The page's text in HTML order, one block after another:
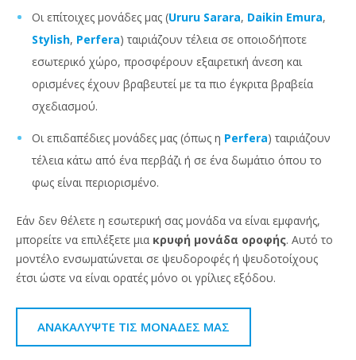
Οι επίτοιχες μονάδες μας (Ururu Sarara, Daikin Emura,
Stylish, Perfera) ταιριάζουν τέλεια σε οποιοδήποτε
εσωτερικό χώρο, προσφέρουν εξαιρετική άνεση και
ορισμένες έχουν βραβευτεί με τα πιο έγκριτα βραβεία
σχεδιασμού.
Οι επιδαπέδιες μονάδες μας (όπως η Perfera) ταιριάζουν
τέλεια κάτω από ένα περβάζι ή σε ένα δωμάτιο όπου το
φως είναι περιορισμένο.
Εάν δεν θέλετε η εσωτερική σας μονάδα να είναι εμφανής,
μπορείτε να επιλέξετε μια κρυφή μονάδα οροφής. Αυτό το
μοντέλο ενσωματώνεται σε ψευδοροφές ή ψευδοτοίχους
έτσι ώστε να είναι ορατές μόνο οι γρίλιες εξόδου.
ΑΝΑΚΑΛΎΨΤΕ ΤΙΣ ΜΟΝΆΔΕΣ ΜΑΣ